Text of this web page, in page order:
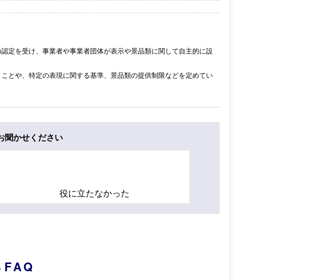
定を受け、事業者や事業者団体が表示や景品類に関して自主的に設
とや、特定の表現に関する基準、景品類の提供制限などを定めてい
聞かせください
役に立たなかった